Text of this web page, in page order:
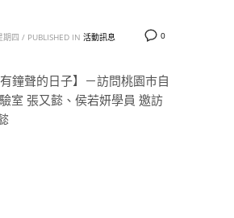
0
期四 / PUBLISHED IN 活動訊息
鐘聲的日子】－訪問桃園巿自
室 張又懿、侯若妍學員 邀訪